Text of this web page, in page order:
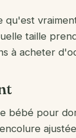
taille
à acheter
bébé pour